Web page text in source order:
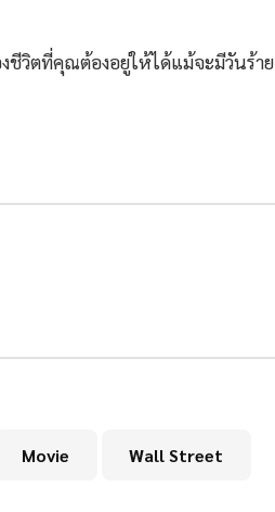
ชีวิตที่คุณต้องอยู่ให้ได้แม้จะมีวันร้าย
Movie Wall Street